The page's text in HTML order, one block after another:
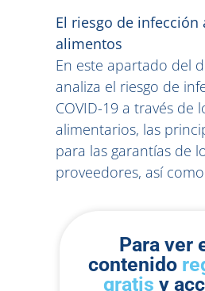
El riesgo de infección
alimentos
En este apartado del
analiza el riesgo de
COVID-19 a través de
alimentarios, las
para las garantías de
proveedores, así
Para ver
contenido
gratis y